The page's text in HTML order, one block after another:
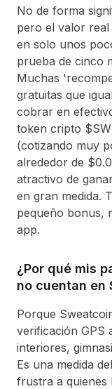
No de forma
pero el valor real
en solo unos
prueba de cinco
Muchas
gratuitas que
cobrar en
token cripto
(cotizando muy
alrededor de
atractivo de
en gran medida.
pequeño bonus,
app.
¿Por qué mis
no cuentan en
Porque
verificación GPS
interiores,
Es una medida
frustra a quienes